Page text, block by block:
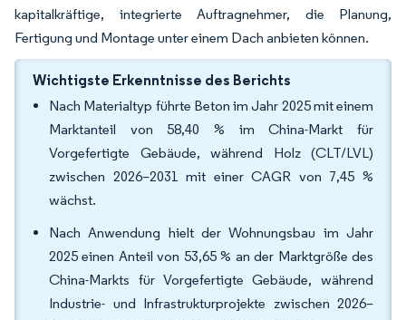
kapitalkräftige, integrierte Auftragnehmer, die Planung,
Fertigung und Montage unter einem Dach anbieten können.
Wichtigste Erkenntnisse des Berichts
Nach Materialtyp führte Beton im Jahr 2025 mit einem
Marktanteil von 58,40 % im China-Markt für
Vorgefertigte Gebäude, während Holz (CLT/LVL)
zwischen 2026–2031 mit einer CAGR von 7,45 %
wächst.
Nach Anwendung hielt der Wohnungsbau im Jahr
2025 einen Anteil von 53,65 % an der Marktgröße des
China-Markts für Vorgefertigte Gebäude, während
Industrie- und Infrastrukturprojekte zwischen 2026–